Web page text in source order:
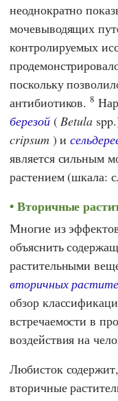
неоднократно
мочевыводящих
контролируемых
поскольку
антибиотиков.8
березой( Betula
cripsum) и
является сильным
растением (шкала:
Вторичные
Многие из
объяснить
растительными
вторичных
обзор
встречаемости в
воздействия на
Любисток
вторичные